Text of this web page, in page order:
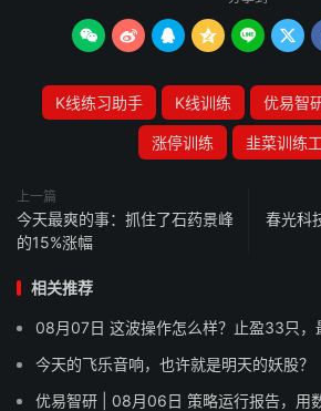
     
K线练习助手 K线训练 优易智
涨停训练 韭菜训练
上一篇
今天最爽的事：抓住了石药景峰
的15%涨幅
春光科
相关推荐
08月07日 这波操作怎么样？止盈33只，
今天的飞乐音响，也许就是明天的妖股？
优易智研 | 08月06日 策略运行报告，用